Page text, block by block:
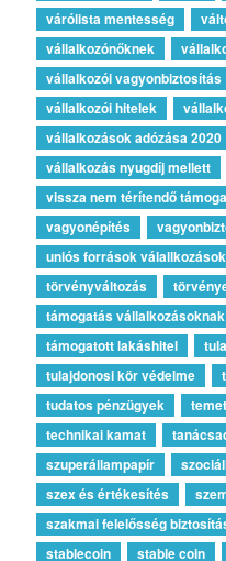
várólista mentesség
vállalkozónőknek
vállalkozói vagyonbiztosítás
vállalkozói hitelek
vállalkozások adózása 2020
vállalkozás nyugdíj mellett
vissza nem térítendő
vagyonépítés
uniós források
törvényváltozás
támogatás vállalkozásoknak
támogatott lakáshitel
tulajdonosi kör védelme
tudatos pénzügyek
technikai kamat
szuperállampapír
szex és értékesítés
szakmai felelősség
stablecoin
stable coin